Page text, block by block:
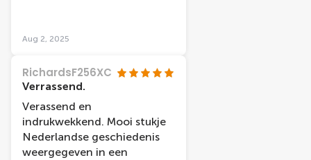
pleasant break from walking
Aug 2, 2025
RichardsF256XC
Verrassend.
Verassend en
indrukwekkend. Mooi stukje
Nederlandse geschiedenis
weergegeven in een